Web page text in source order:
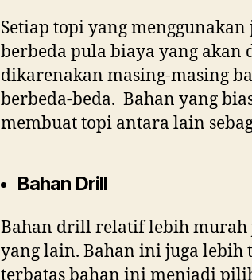
Setiap topi yang
berbeda pula biaya yang
dikarenakan masing-masing
berbeda-beda. Bahan yang
membuat topi antara lain
Bahan Drill
Bahan drill relatif lebih
yang lain. Bahan ini juga lebih
terbatas bahan ini menjadi